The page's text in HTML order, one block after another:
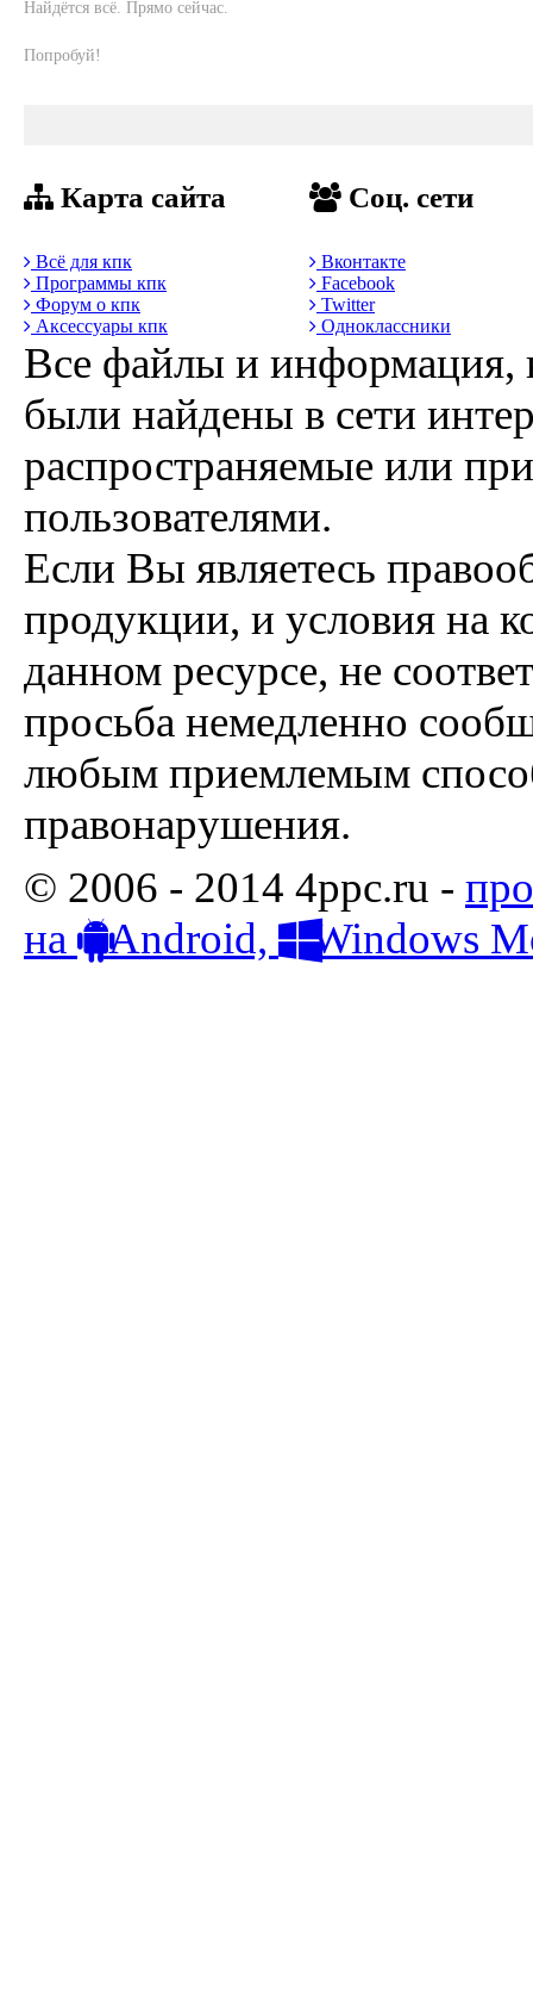
Найдётся всё. Прямо сейчас.
Попробуй!
Карта сайта
Всё для кпк
Программы кпк
Форум о кпк
Аксессуары кпк
Соц. сети
Вконтакте
Facebook
Twitter
Одноклассники
Все файлы и информация,
были найдены в сети
распространяемые или
пользователями.
Если Вы являетесь
продукции, и условия на
данном ресурсе, не
просьба немедленно
любым приемлемым
правонарушения.
© 2006 - 2014 4ppc.ru -
на
Android, Windows